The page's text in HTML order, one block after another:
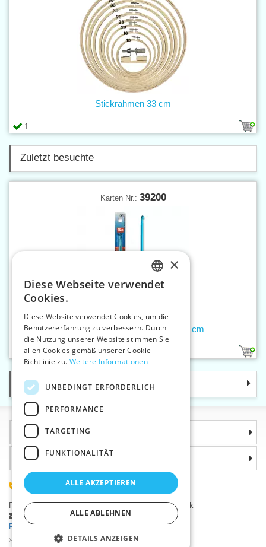
1
Stickrahmen 33 cm
Zuletzt besuchte
Karten Nr.: 39200
1
Tunesische Häkelnadel 6 mm/15 cm
Kategorie
Informationen
©2026 Kurzwaren-Großhandel - VTC AG., Uničov
Warum sollten Sie gerade uns wählen?
(+420) 585 051 217
Plzeňská 868, 783 91 Uničov, Tschechische Republik
Stellen Sie eine Frage|
Fehler melden
Probleme bei der Anmeldung ?
CZECH
ENGLISH
×
Diese Webseite verwendet
Cookies.
Diese Website verwendet Cookies, um die
Benutzererfahrung zu verbessern. Durch
die Nutzung unserer Website stimmen Sie
allen Cookies gemäß unserer Cookie-
Richtlinie zu. Weitere Informationen
UNBEDINGT ERFORDERLICH
PERFORMANCE
TARGETING
FUNKTIONALITÄT
ALLE AKZEPTIEREN
ALLE ABLEHNEN
DETAILS ANZEIGEN